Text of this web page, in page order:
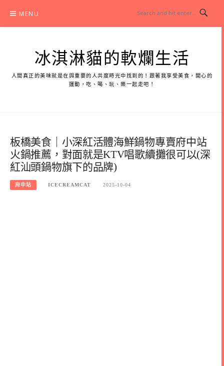
content
MENU
冰淇淋貓的軟爛生活
人間真正的美味就是在與重要的人共度時光中找到的！跟著我享受美食，開心的
運動，吃、喝、玩、樂一起走吧！
板橋美食｜小深紅活體海鮮鍋物專賣府中站
火鍋推薦，對面就是KTV唱歌續攤很可以(深
紅汕頭鍋物旗下的品牌)
府中站 ICECREAMCAT 2025-10-04